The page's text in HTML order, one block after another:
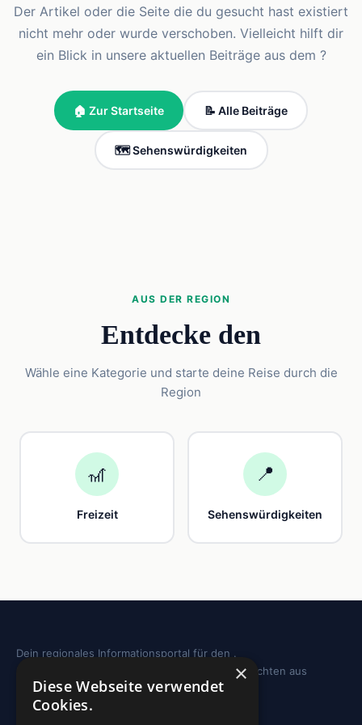
Der Artikel oder die Seite die du gesucht hast existiert
nicht mehr oder wurde verschoben. Vielleicht hilft dir
ein Blick in unsere aktuellen Beiträge aus dem ?
🏠 Zur Startseite 📝 Alle Beiträge
🗺️ Sehenswürdigkeiten
AUS DER REGION
Entdecke den
Wähle eine Kategorie und starte deine Reise durch die
Region
🎢
Freizeit
📍
Sehenswürdigkeiten
Dein regionales Informationsportal für den .
Sehenswürdigkeiten, Ausflugstipps und Geschichten aus
deiner Region.
×
Diese Webseite verwendet
Cookies.